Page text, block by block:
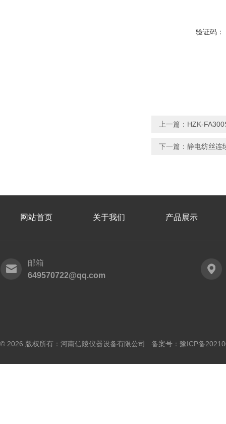
验证码：
上一篇： HZK-
下一篇： 静电纺丝连
网站首页 关于我们 产品展示
邮箱
649570722@qq.com
© 2026 版权所有：河南信陵仪器设备有限公司 备案号： 豫ICP备